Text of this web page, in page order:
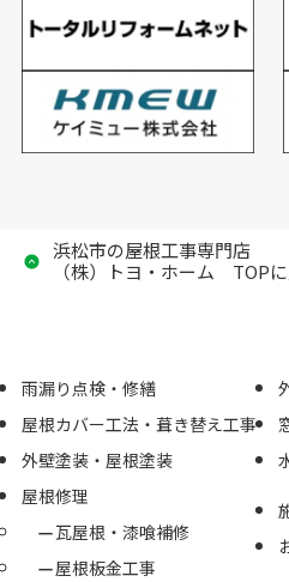
浜松市の屋根工事専門店
（株）トヨ・ホーム TOP
雨漏り点検・修繕
屋根カバー工法・葺き替え工事
外壁塗装・屋根塗装
屋根修理
瓦屋根・漆喰補修
屋根板金工事